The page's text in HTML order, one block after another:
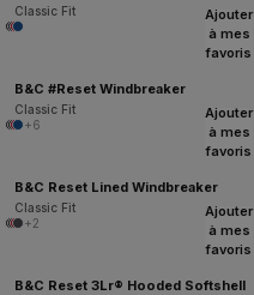
Classic Fit
Ajouter
à mes
favoris
B&C #Reset Windbreaker
Classic Fit
+6
Ajouter
à mes
favoris
B&C Reset Lined Windbreaker
Classic Fit
+2
Ajouter
à mes
favoris
B&C Reset 3Lr® Hooded Softshell